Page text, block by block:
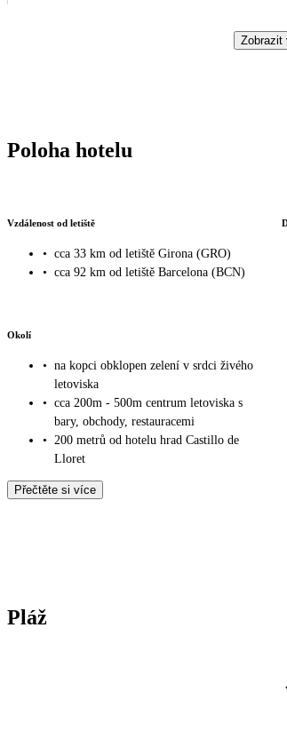
Zobrazit
Poloha hotelu
Vzdálenost od letiště
• cca 33 km od letiště Girona (GRO)
• cca 92 km od letiště Barcelona (BCN)
Okolí
• na kopci obklopen zelení v srdci živého
letoviska
• cca 200m - 500m centrum letoviska s
bary, obchody, restauracemi
• 200 metrů od hotelu hrad Castillo de
Lloret
Přečtěte si více
Pláž